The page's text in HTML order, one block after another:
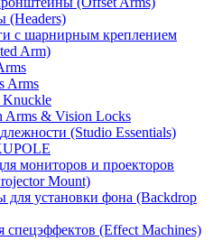
(Headers)
с шарнирным креплением
Arm)
Arms
Knuckle
Arms & Vision Locks
(Studio Essentials)
мониторов и проекторов
Mount)
установки фона (Backdrop
(Effect Machines)